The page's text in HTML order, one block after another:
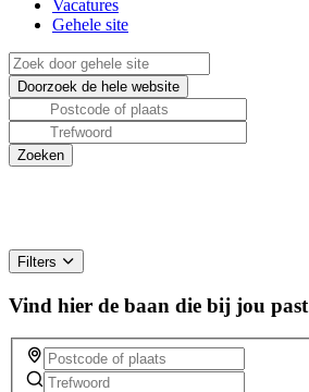
Vacatures
Gehele site
Filters
Vind hier de baan die bij jou past